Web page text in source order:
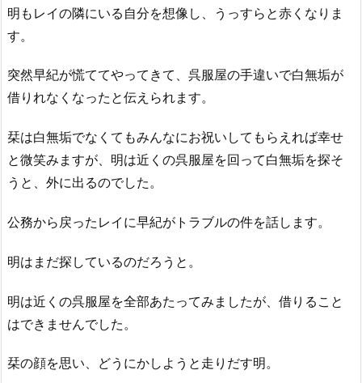
明もレイの隣にいる自分を想像し、うっすらと赤くなりま
す。
突然早紀が慌ててやってきて、呉服屋の手違いで白無垢が
借りれなくなったと伝えられます。
栞は白無垢でなくてもみんなにお祝いしてもらえれば幸せ
と微笑みますが、明は近くの呉服屋を回って白無垢を探そ
うと、外に出るのでした。
公務から戻ったレイに早紀がトラブルの件を話します。
明はまだ探しているのだろうと。
明は近くの呉服屋を全部あたってみましたが、借りること
はできませんでした。
栞の顔を思い、どうにかしようと走りだす明。